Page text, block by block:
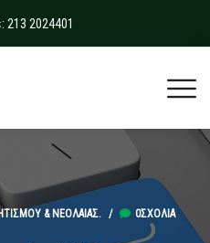
213 2024401
& ΝΕΟΛΑΊΑΣ. / 0ΣΧΌΛΙΑ